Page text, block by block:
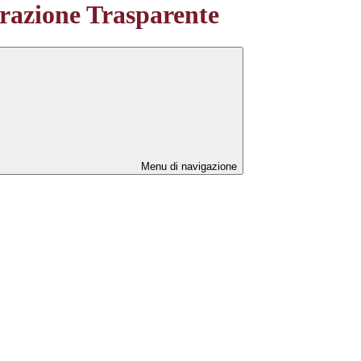
Trasparente
Menu di navigazione